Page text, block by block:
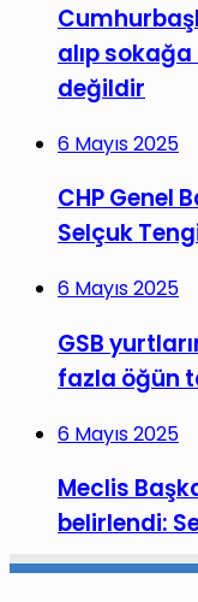
alıp
değildir
6 Mayıs 2025
CHP Genel
Selçuk
6 Mayıs 2025
GSB
fazla öğün
6 Mayıs 2025
Meclis
belirlendi: